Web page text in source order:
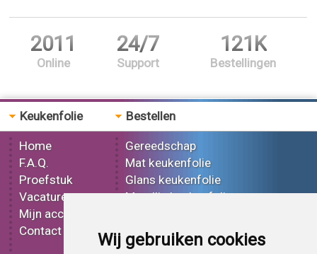
Wij gebruiken cookies
2011
Online
24/7
Support
121K
Bestellingen
Keukenfolie
Home
F.A.Q.
Proefstuk
Vacatures
Mijn account
Contact
Bestellen
Gereedschap
Mat keukenfolie
Glans keukenfolie
Metallic keukenfolie
Effect keukenfolie
Bedrukt keukenfolie